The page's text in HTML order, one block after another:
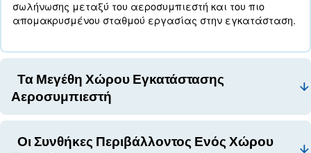
συνδέσεων και των πιθανών εμποδίων. Οι
μπορούν να προκαλέσουν δυσλειτουργίες, με
υψηλό κόστος και σπατάλη ενέργειας.
Περιβάλλων χώρος: Για να διασφαλιστεί ο
αερισμός και να διευκολυνθεί η τακτική
να υπάρχει επαρκής ελεύθερος χώρος γύρω
αεροσυμπιεστή.